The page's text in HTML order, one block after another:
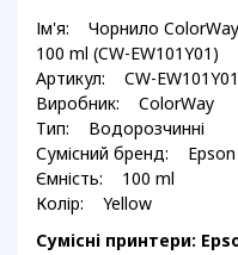
Ім'я: Чорнило
100 ml (CW-EW101Y01)
Артикул: CW-EW101Y01
Виробник: ColorWay
Тип: Водорозчинні
Сумісний бренд: Epson
Ємність: 100 ml
Колір: Yellow
Сумісні принтери: